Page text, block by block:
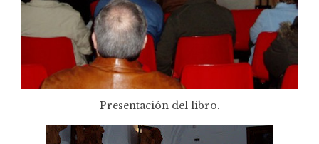
Presentación del libro.